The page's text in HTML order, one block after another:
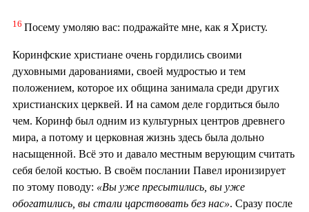
16 Посему умоляю вас: подражайте мне, как я Христу.
Коринфские христиане очень гордились своими
духовными дарованиями, своей мудростью и тем
положением, которое их община занимала среди других
христианских церквей. И на самом деле гордиться было
чем. Коринф был одним из культурных центров древнего
мира, а потому и церковная жизнь здесь была дольно
насыщенной. Всё это и давало местным верующим считать
себя белой костью. В своём послании Павел иронизирует
по этому поводу: «Вы уже пресытились, вы уже
обогатились, вы стали царствовать без нас». Сразу после